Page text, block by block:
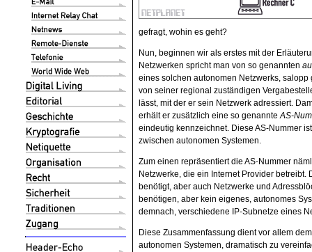
gefragt, wohin es geht?
Nun, beginnen wir als erstes mit der
Netzwerken spricht man von so genannten
eines solchen autonomen Netzwerks,
von seiner regional zuständigen
lässt, mit der er sein Netzwerk adressiert.
erhält er zusätzlich eine so genannteAS-
eindeutig kennzeichnet. Diese AS-Nummer
zwischen autonomen Systemen.
Zum einen repräsentiert die AS-Nummer
Netzwerke, die ein Internet Provider
benötigt, aber auch Netzwerke und
benötigen, aber kein eigenes, autonomes
demnach, verschiedene IP-Subnetze eines
Diese Zusammenfassung dient vor allem
autonomen Systemen, dramatisch zu